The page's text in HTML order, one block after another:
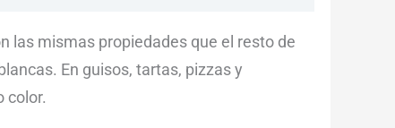
las mismas propiedades que el resto de
En guisos, tartas, pizzas y
color.